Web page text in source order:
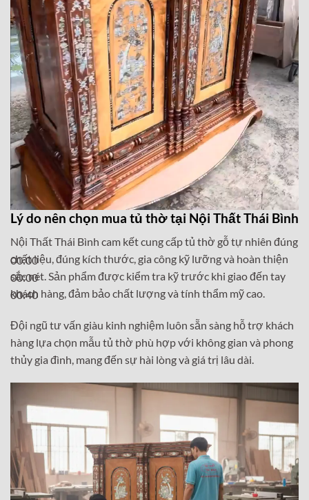
00:00
00:00
00:40
Lý do nên chọn mua tủ thờ tại Nội Thất Thái Bình
Nội Thất Thái Bình cam kết cung cấp tủ thờ gỗ tự nhiên đúng
chất liệu, đúng kích thước, gia công kỹ lưỡng và hoàn thiện
sắc nét. Sản phẩm được kiểm tra kỹ trước khi giao đến tay
khách hàng, đảm bảo chất lượng và tính thẩm mỹ cao.
Đội ngũ tư vấn giàu kinh nghiệm luôn sẵn sàng hỗ trợ khách
hàng lựa chọn mẫu tủ thờ phù hợp với không gian và phong
thủy gia đình, mang đến sự hài lòng và giá trị lâu dài.